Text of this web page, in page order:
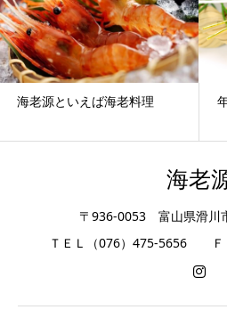
海老源といえば海老料理
海老
〒936-0053 富山県滑川
ＴＥＬ（076）475-5656 Ｆ